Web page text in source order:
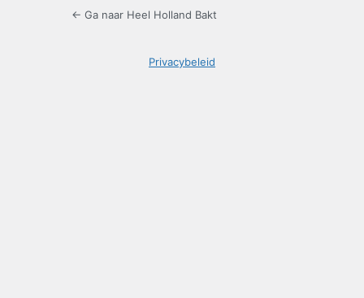
← Ga naar Heel Holland Bakt
Privacybeleid